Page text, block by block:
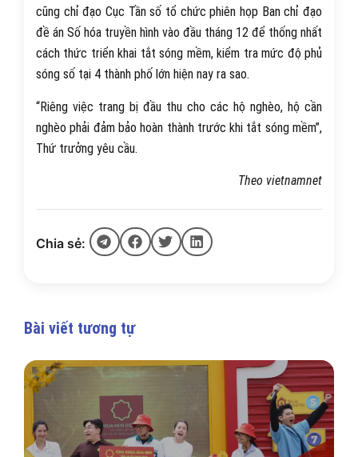
cũng chỉ đạo Cục Tần số tổ chức phiên họp Ban chỉ đạo
đề án Số hóa truyền hình vào đầu tháng 12 để thống nhất
cách thức triển khai tắt sóng mềm, kiểm tra mức độ phủ
sóng số tại 4 thành phố lớn hiện nay ra sao.
“Riêng việc trang bị đầu thu cho các hộ nghèo, hộ cần
nghèo phải đảm bảo hoàn thành trước khi tắt sóng mềm”,
Thứ trưởng yêu cầu.
Theo vietnamnet
Chia sẻ:
Bài viết tương tự